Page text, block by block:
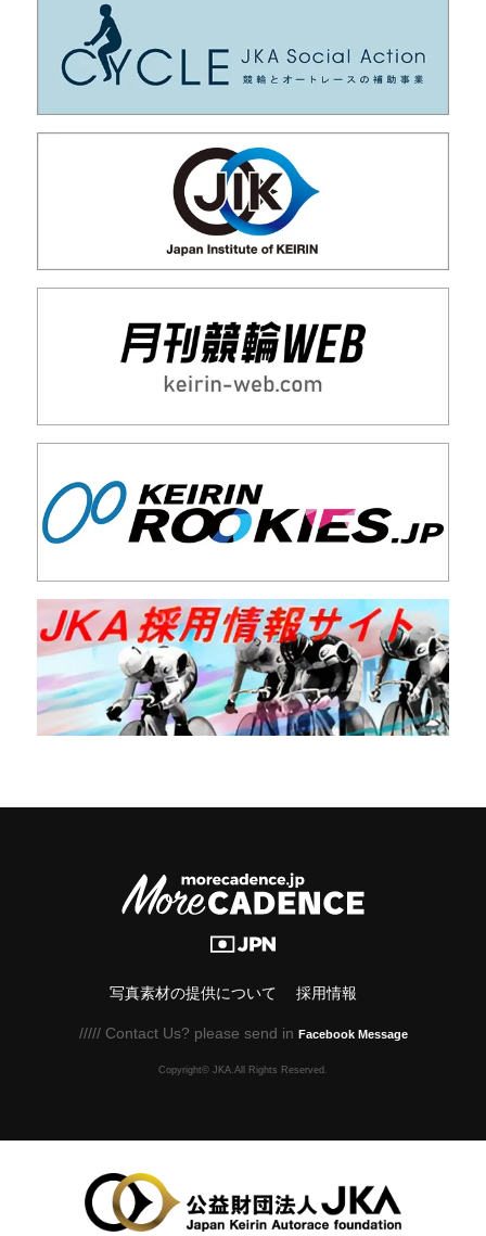
写真素材の提供について 採用情報
///// Contact Us? please send in Facebook Message
Copyright© JKA.All Rights Reserved.